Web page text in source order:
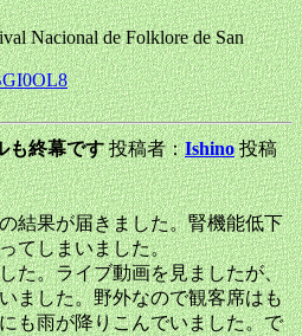
Nacional de Folklore de San
も終幕です投稿者：Ishino 投稿
結果が届きました。腎機能低下
てしまいました。
た。ライブ動画を見ましたが、
ました。野外なので観客席はも
も雨が降りこんでいました。で